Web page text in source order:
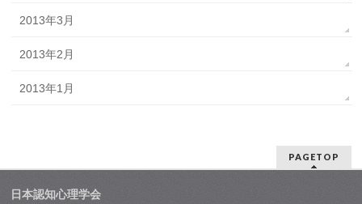
2013年3月
2013年2月
2013年1月
PAGETOP
日本認知心理学会